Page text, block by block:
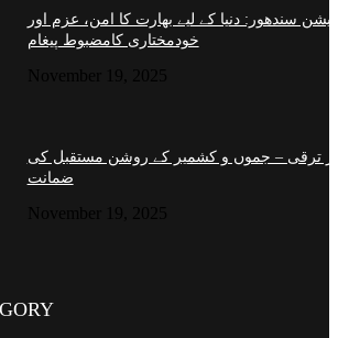
سندھور: دنیا کے لیے بھارت کا امن، عزم اور
خودمختاری کامضبوط پیغام
ترقی – جموں و کشمیر کے روشن مستقبل کی
ضمانت